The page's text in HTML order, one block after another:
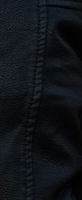
کامل نوروز ۱۴۰۵